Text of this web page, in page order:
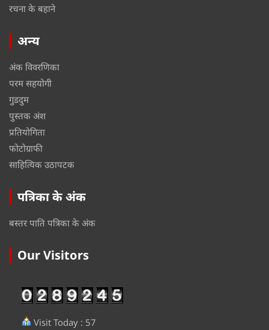
रचना के बहाने
अन्य
अंक विवरणिका
परम सहयोगी
गुडदुम
पुस्तक अंश
प्रतियोगिता
फोटोग्राफी
साहित्यिक उठापटक
पत्रिका के अंक
बस्तर पाति पत्रिका के अंक
Our Visitors
Visit Today : 57